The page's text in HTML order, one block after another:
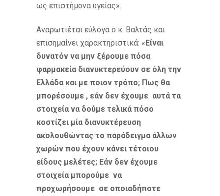
ως επιστήμονα υγείας».
Αναρωτιέται εύλογα ο κ. Βαλτάς και
επισημαίνει χαρακτηριστικά: «Είναι
δυνατόν να μην ξέρουμε πόσα
φαρμακεία διανυκτερεύουν σε όλη την
Ελλάδα και με ποιον τρόπο; Πως θα
μπορέσουμε , εάν δεν έχουμε αυτά τα
στοιχεία να δούμε τελικά πόσο
κοστίζει μία διανυκτέρευση
ακολουθώντας το παράδειγμα άλλων
χωρών που έχουν κάνει τέτοιου
είδους μελέτες; Εάν δεν έχουμε
στοιχεία μπορούμε να
προχωρήσουμε σε οποιαδήποτε